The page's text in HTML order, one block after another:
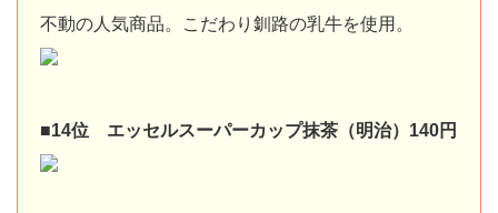
不動の人気商品。こだわり釧路の乳牛を使用。
■14位 エッセルスーパーカップ抹茶（明治）140円